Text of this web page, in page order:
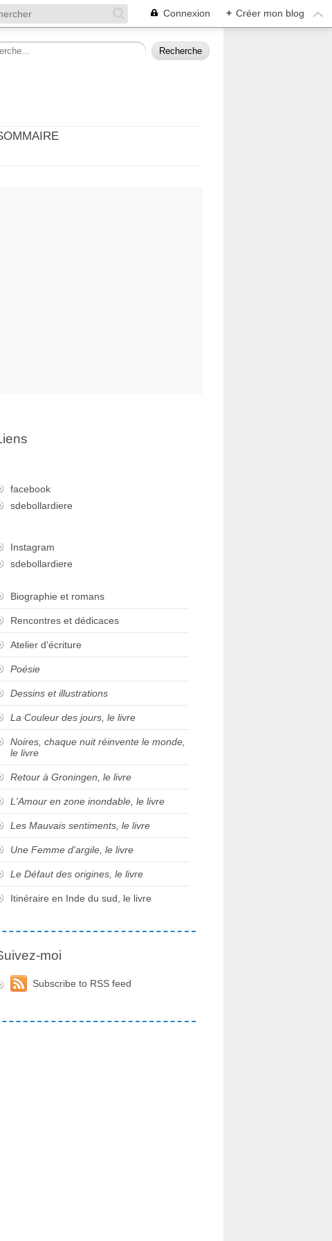
Connexion + Créer mon blog
facebook
sdebollardiere
Instagram
sdebollardiere
Biographie et romans
Rencontres et dédicaces
Atelier d'écriture
Poésie
Dessins et illustrations
La Couleur des jours, le livre
Noires, chaque nuit réinvente le monde,
le livre
Retour à Groningen, le livre
L'Amour en zone inondable, le livre
Les Mauvais sentiments, le livre
Une Femme d'argile, le livre
Le Défaut des origines, le livre
Itinéraire en Inde du sud, le livre
moi
Subscribe to RSS feed